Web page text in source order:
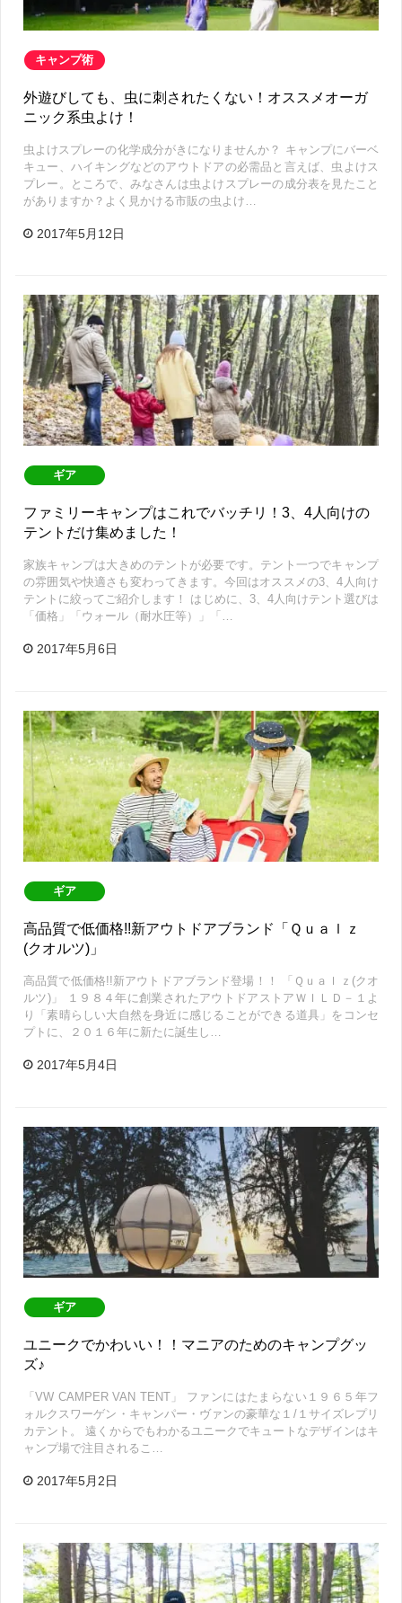
キャンプ術
外遊びしても、虫に刺されたくない！オススメオーガ
ニック系虫よけ！
虫よけスプレーの化学成分がきになりませんか？ キャンプにバーベ
キュー、ハイキングなどのアウトドアの必需品と言えば、虫よけス
プレー。ところで、みなさんは虫よけスプレーの成分表を見たこと
がありますか？よく見かける市販の虫よけ…
2017年5月12日
ギア
ファミリーキャンプはこれでバッチリ！3、4人向けの
テントだけ集めました！
家族キャンプは大きめのテントが必要です。テント一つでキャンプ
の雰囲気や快適さも変わってきます。今回はオススメの3、4人向け
テントに絞ってご紹介します！ はじめに、3、4人向けテント選びは
「価格」「ウォール（耐水圧等）」「…
2017年5月6日
ギア
高品質で低価格!!新アウトドアブランド「Ｑｕａｌｚ
(クオルツ)」
高品質で低価格!!新アウトドアブランド登場！！ 「Ｑｕａｌｚ(クオ
ルツ)」 １９８４年に創業されたアウトドアストアＷＩＬＤ－１よ
り「素晴らしい大自然を身近に感じることができる道具」をコンセ
プトに、２０１６年に新たに誕生し…
2017年5月4日
ギア
ユニークでかわいい！！マニアのためのキャンプグッ
ズ♪
「VW CAMPER VAN TENT」 ファンにはたまらない１９６５年フ
ォルクスワーゲン・キャンパー・ヴァンの豪華な１/１サイズレプリ
カテント。 遠くからでもわかるユニークでキュートなデザインはキ
ャンプ場で注目されるこ…
2017年5月2日